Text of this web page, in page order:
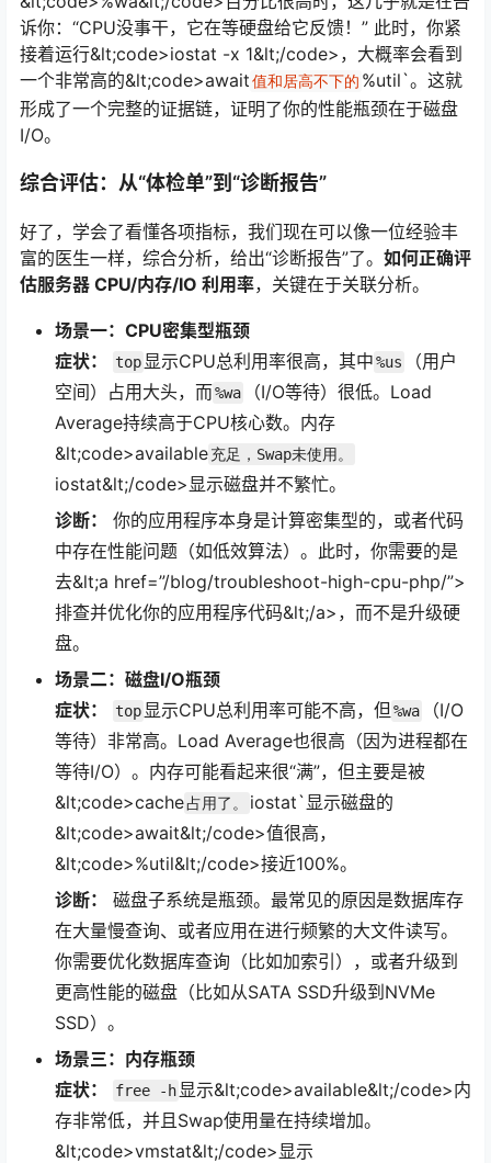
诉你：“CPU没事干，它在等硬盘给它反馈！” 此时，你紧
接着运行&lt;code>iostat -x 1&lt;/code>，大概率会看到
一个非常高的&lt;code>await值和居高不下的 %util`。这就
形成了一个完整的证据链，证明了你的性能瓶颈在于磁盘
I/O。
综合评估：从“体检单”到“诊断报告”
好了，学会了看懂各项指标，我们现在可以像一位经验丰
富的医生一样，综合分析，给出“诊断报告”了。 如何正确评
估服务器 CPU/内存/IO 利用率，关键在于关联分析。
场景一：CPU密集型瓶颈
症状：
top 显示CPU总利用率很高，其中%us
（用户
空间）占用大头，而%wa
（I/O等待）很低。Load
Average持续高于CPU核心数。内存
&lt;code>available充足，Swap未使用。
iostat&lt;/code>显示磁盘并不繁忙。
诊断：
你的应用程序本身是计算密集型的，或者代码
中存在性能问题（如低效算法）。此时，你需要的是
去&lt;a href=”/blog/troubleshoot-high-cpu-php/”>
排查并优化你的应用程序代码&lt;/a>，而不是升级硬
盘。
场景二：磁盘I/O瓶颈
症状：
top 显示CPU总利用率可能不高，但%wa
（I/O
等待）非常高。Load Average也很高（因为进程都在
等待I/O）。内存可能看起来很“满”，但主要是被
&lt;code>cache占用了。
iostat`显示磁盘的
&lt;code>await&lt;/code>值很高，
&lt;code>%util&lt;/code>接近100%。
诊断：
磁盘子系统是瓶颈。最常见的原因是数据库存
在大量慢查询、或者应用在进行频繁的大文件读写。
你需要优化数据库查询（比如加索引），或者升级到
更高性能的磁盘（比如从SATA SSD升级到NVMe
SSD）。
场景三：内存瓶颈
症状：
free -h 显示&lt;code>available&lt;/code>内
存非常低，并且Swap使用量在持续增加。
&lt;code>vmstat&lt;/code>显示